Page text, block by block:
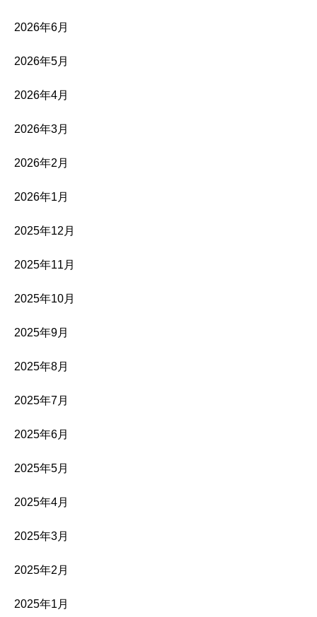
2026年6月
2026年5月
2026年4月
2026年3月
2026年2月
2026年1月
2025年12月
2025年11月
2025年10月
2025年9月
2025年8月
2025年7月
2025年6月
2025年5月
2025年4月
2025年3月
2025年2月
2025年1月